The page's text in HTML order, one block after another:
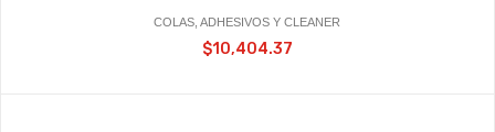
COLAS, ADHESIVOS Y CLEANER
$10,404.37